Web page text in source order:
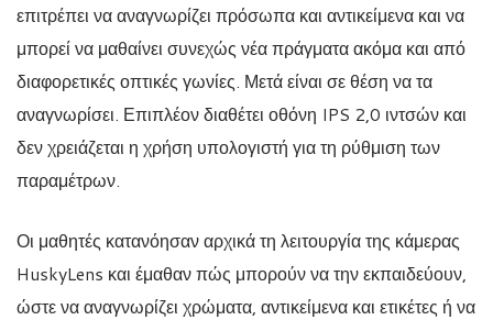
επιτρέπει να αναγνωρίζει πρόσωπα και αντικείμενα και να
μπορεί να μαθαίνει συνεχώς νέα πράγματα ακόμα και από
διαφορετικές οπτικές γωνίες. Μετά είναι σε θέση να τα
αναγνωρίσει. Επιπλέον διαθέτει οθόνη IPS 2,0 ιντσών και
δεν χρειάζεται η χρήση υπολογιστή για τη ρύθμιση των
παραμέτρων.
Οι μαθητές κατανόησαν αρχικά τη λειτουργία της κάμερας
HuskyLens και έμαθαν πώς μπορούν να την εκπαιδεύουν,
ώστε να αναγνωρίζει χρώματα, αντικείμενα και ετικέτες ή να